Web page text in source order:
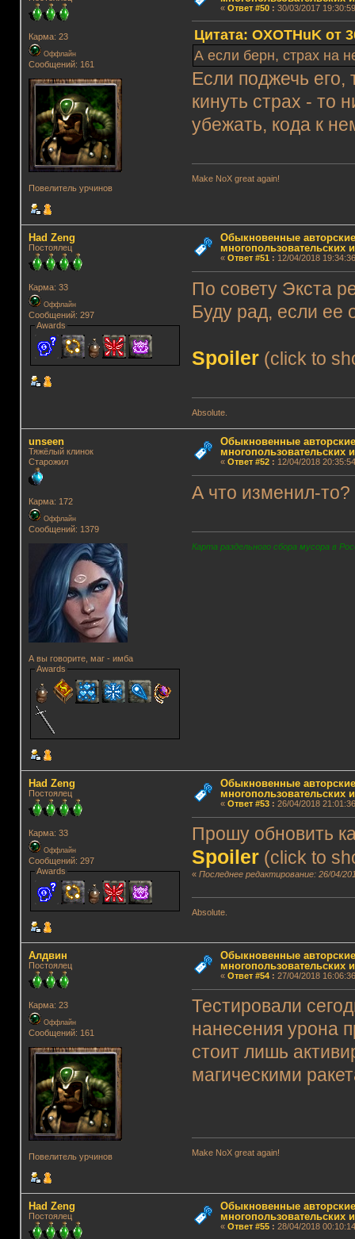
Карма: 23
Оффлайн
Сообщений: 161
Повелитель урчинов
« Ответ #50: 30/03/2017
Цитата: OXOTHuK от
А если берн, страх на
Если поджечь его,
кинуть страх - то
убежать, кода к
Make NoX great again!
Had Zeng
Постоялец
Карма: 33
Оффлайн
Сообщений: 297
Awards
Обыкновенные
многопользовательских
« Ответ #51: 12/04/2018
По совету Экста
Буду рад, если ее
Spoiler (click to
Absolute.
unseen
Тяжёлый клинок
Старожил
Карма: 172
Оффлайн
Сообщений: 1379
А вы говорите, маг - имба
Awards
Обыкновенные
многопользовательских
« Ответ #52: 12/04/2018
А что изменил-
Карта раздельного сбора мусора в
Had Zeng
Постоялец
Карма: 33
Оффлайн
Сообщений: 297
Awards
Обыкновенные
многопользовательских
« Ответ #53: 26/04/2018
Прошу обновить
Spoiler (click to
«Последнее редактирование: 26/04/
Absolute.
Алдвин
Постоялец
Карма: 23
Оффлайн
Сообщений: 161
Повелитель урчинов
Обыкновенные
многопользовательских
« Ответ #54: 27/04/2018
Тестировали
нанесения урона
стоит лишь
магическими
Make NoX great again!
Had Zeng
Постоялец
Обыкновенные
многопользовательских
« Ответ #55: 28/04/2018